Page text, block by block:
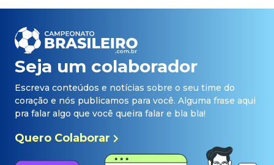
Seja um colaborador
Escreva conteúdos e notícias sobre o seu time do
coração e nós publicamos para você. Alguma frase aqui
pra falar algo que você queira falar e bla bla!
Quero Colaborar